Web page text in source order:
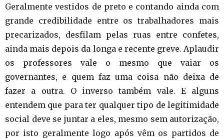
Geralmente vestidos de preto e contando ainda com
grande credibilidade entre os trabalhadores mais
precarizados, desfilam pelas ruas entre confetes,
ainda mais depois da longa e recente greve. Aplaudir
os professores vale o mesmo que vaiar os
governantes, e quem faz uma coisa não deixa de
fazer a outra. O inverso também vale. E alguns
entendem que para ter qualquer tipo de legitimidade
social deve se juntar a eles, mesmo sem autorização,
por isto geralmente logo após vêm os partidos de